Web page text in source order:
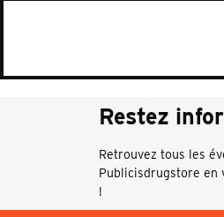
Restez
Retrouvez tous les
Publicisdrugstore en
!